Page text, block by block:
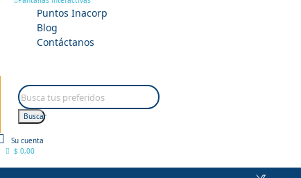
Puntos Inacorp
Blog
Contáctanos
Buscar
Su cuenta
$ 0,00